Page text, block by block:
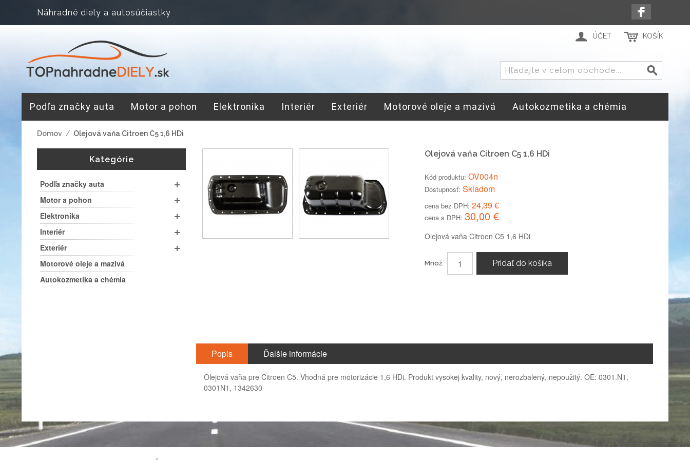
Náhradné diely a autosúčiastky
ÚČET KOŠÍK
Podľa značky auta Motor a pohon Elektronika Interiér Exteriér Motorové oleje a mazivá Autokozmetika a chémia
Domov / Olejová vaňa Citroen C5 1,6 HDi
Olejová vaňa Citroen C5 1,6 HDi
Kód produktu: OV004n
Dostupnosť: Skladom
cena bez DPH: 24,39 €
cena s DPH: 30,00 €
Olejová vaňa Citroen C5 1,6 HDi
Množ. Pridať do košíka
Popis Ďalšie informácie
Olejová vaňa pre Citroen C5. Vhodná pre motorizácie 1,6 HDi. Produkt vysokej kvality, nový, nerozbalený, nepoužitý. OE: 0301.N1,
0301N1, 1342630
Kategórie
Podľa značky auta
Motor a pohon
Elektronika
Interiér
Exteriér
Motorové oleje a mazivá
Autokozmetika a chémia